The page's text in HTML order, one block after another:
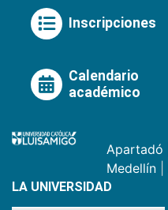
Inscripciones
Calendario
académico
Apartadó
Medellín
LA UNIVERSIDAD